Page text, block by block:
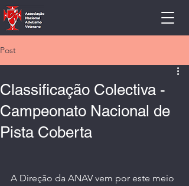
Post
Classificação Colectiva -
Campeonato Nacional de
Pista Coberta
A Direção da ANAV vem por este meio